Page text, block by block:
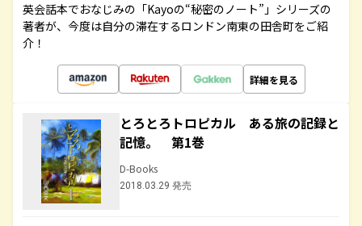
英会話本でおなじみの「Kayoの“秘密のノート”」シリーズの
著者が、今度は自分の滞在するロンドン南東の田舎町をご紹
介！
詳細を見る
とろとろトロピカル ある旅の記録と
記憶。 第1巻
D-Books
2018.03.29 発売